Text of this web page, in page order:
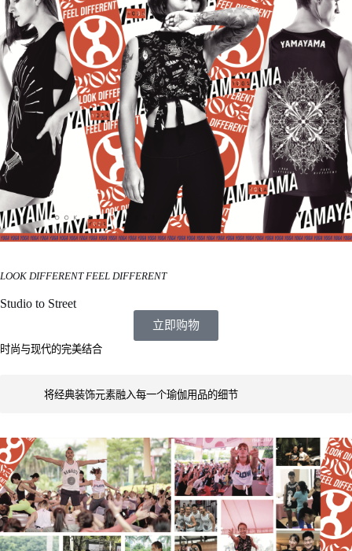
LOOK DIFFERENT FEEL DIFFERENT
Studio to Street
立即购物
时尚与现代的完美结合